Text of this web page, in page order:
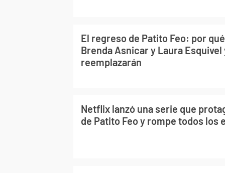
El regreso de Patito Feo: por
Brenda Asnicar y Laura Esquivel
reemplazarán
Netflix lanzó una serie que
de Patito Feo y rompe todos los